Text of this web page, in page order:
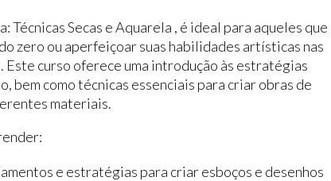
Técnicas Secas e Aquarela , é ideal para aqueles que
zero ou aperfeiçoar suas habilidades artísticas nas
curso oferece uma introdução às estratégias
bem como técnicas essenciais para criar obras de
materiais.
e estratégias para criar esboços e desenhos